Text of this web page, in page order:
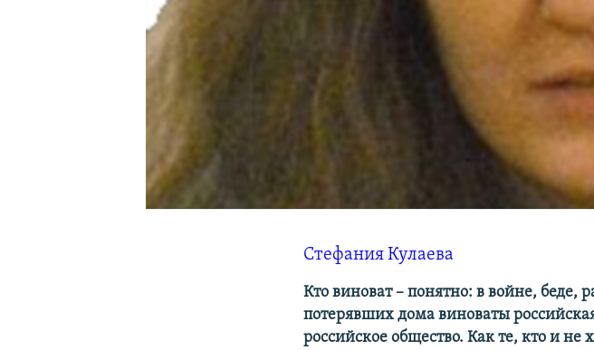
Стефания Кулаева
Кто виноват – понятно: в войне,
потерявших дома виноваты
российское общество. Как те, кто и не